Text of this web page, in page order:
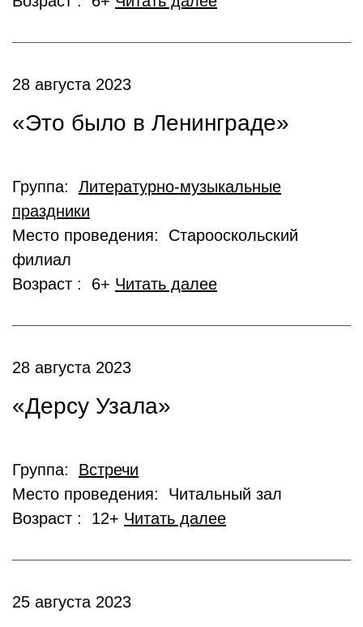
28 августа 2023
«Это было в Ленинграде»
Группа: Литературно-музыкальные
праздники
Место проведения: Старооскольский
филиал
Возраст : 6+ Читать далее
28 августа 2023
«Дерсу Узала»
Группа: Встречи
Место проведения: Читальный зал
Возраст : 12+ Читать далее
25 августа 2023